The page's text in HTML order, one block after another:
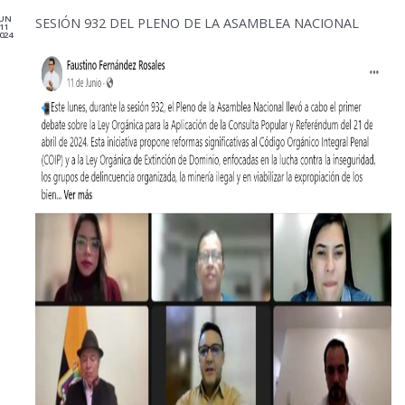
11 SESIÓN 932 DEL PLENO DE LA ASAMBLEA NACIONAL